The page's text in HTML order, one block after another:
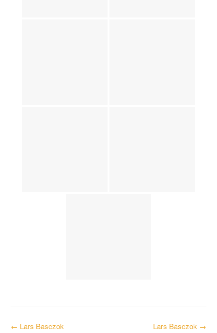
Post Lars Basczok →
← Lars Basczok